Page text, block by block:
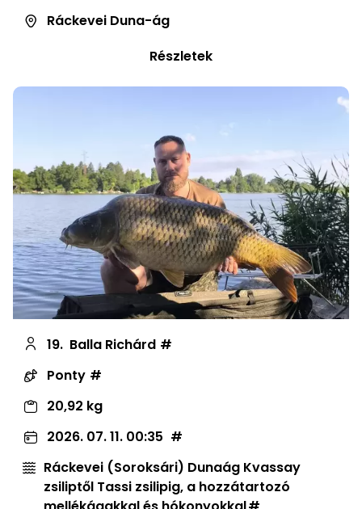
Ráckevei Duna-ág
Részletek
19. Balla Richárd
Ponty
20,92 kg
2026. 07. 11. 00:35
Ráckevei (Soroksári) Dunaág Kvassay
zsiliptől Tassi zsilipig, a hozzátartozó